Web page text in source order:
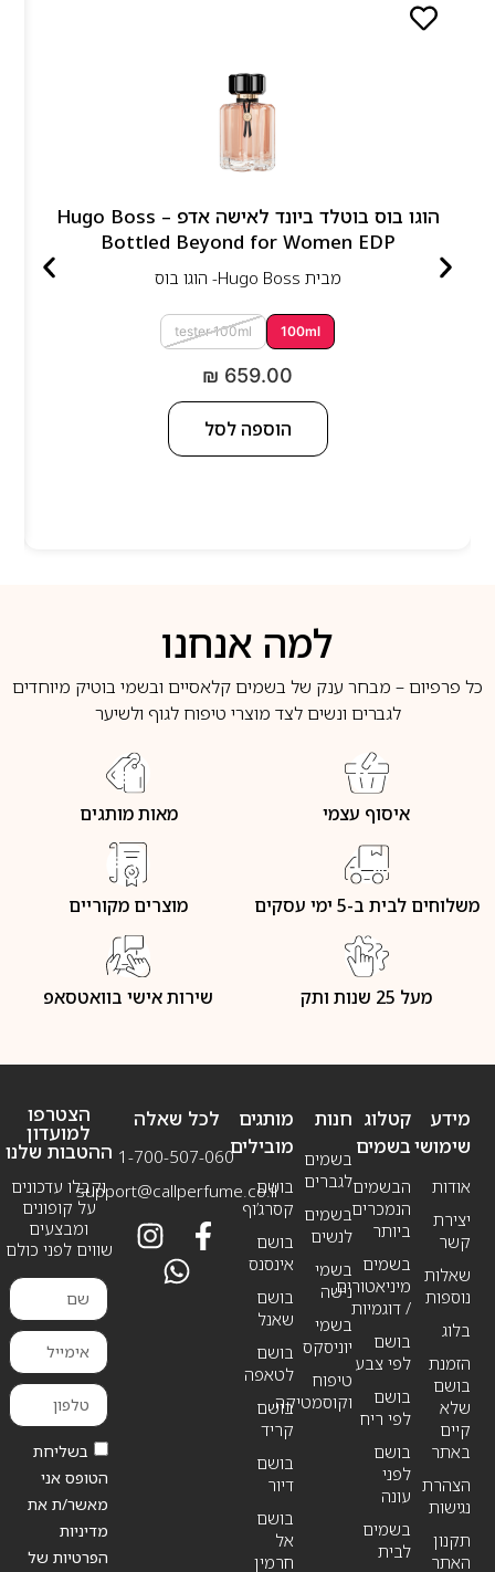
הוגו בוס בוטלד ביונד לאישה אדפ – Hugo Boss
Bottled Beyond for Women EDP
מבית Hugo Boss- הוגו בוס
100ml
tester 100ml
₪ 659.00
הוספה לסל
למה אנחנו
כל פרפיום – מבחר ענק של בשמים קלאסיים ובשמי בוטיק מיוחדים
לגברים ונשים לצד מוצרי טיפוח לגוף ולשיער
איסוף עצמי מאות מותגים
משלוחים לבית ב-5 ימי עסקים מוצרים מקוריים
מעל 25 שנות ותק שירות אישי בוואטסאפ
מידע
שימושי
אודות
יצירת
קשר
שאלות
נוספות
בלוג
הזמנת
בושם
שלא
קיים
באתר
הצהרת
נגישות
תקנון
האתר
חנות
בשמים
לגברים
בשמים
לנשים
בשמי
נישה
בשמי
יוניסקס
טיפוח
וקוסמטיקה
קטלוג
בשמים
הבשמים
הנמכרים
ביותר
בשמים
מיניאטורים
/ דוגמיות
בושם
לפי צבע
בושם
לפי ריח
בושם
לפני
עונה
בשמים
לבית
מותגים
מובילים
בושם
קסרג’וף
בושם
אינסנס
בושם
שאנל
בושם
לטאפה
בושם
קריד
בושם
דיור
בושם
אל
חרמין
לכל שאלה
1-700-507-060
support@callperfume.co.il
הצטרפו
למועדון
ההטבות שלנו
וקבלו עדכונים
על קופונים
ומבצעים
שווים לפני כולם
בשליחת
הטופס אני
מאשר/ת את
מדיניות
הפרטיות של